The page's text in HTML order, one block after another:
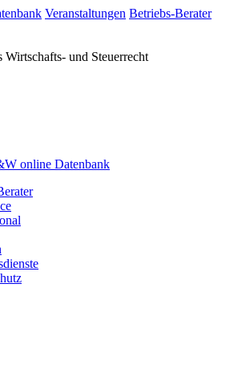
Veranstaltungen Betriebs-Berater
Wirtschafts- und Steuerrecht
online Datenbank